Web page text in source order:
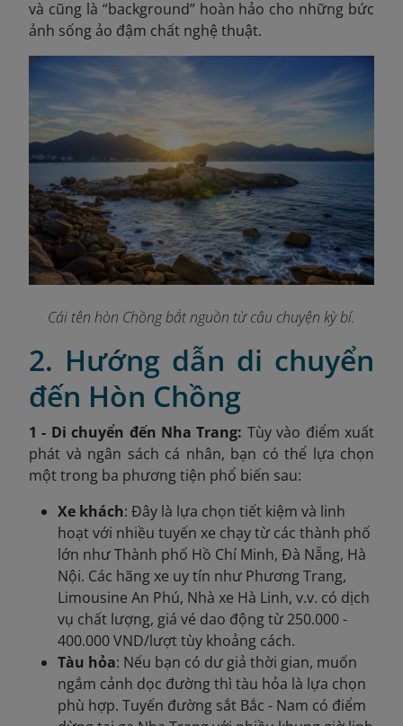
và cũng là “background” hoàn hảo cho những bức
ảnh sống ảo đậm chất nghệ thuật.
Cái tên hòn Chồng bắt nguồn từ câu chuyện kỳ bí.
2. Hướng dẫn di chuyển
đến Hòn Chồng
1 - Di chuyển đến Nha Trang: Tùy vào điểm xuất
phát và ngân sách cá nhân, bạn có thể lựa chọn
một trong ba phương tiện phổ biến sau:
Xe khách: Đây là lựa chọn tiết kiệm và linh
hoạt với nhiều tuyến xe chạy từ các thành phố
lớn như Thành phố Hồ Chí Minh, Đà Nẵng, Hà
Nội. Các hãng xe uy tín như Phương Trang,
Limousine An Phú, Nhà xe Hà Linh, v.v. có dịch
vụ chất lượng, giá vé dao động từ 250.000 -
400.000 VND/lượt tùy khoảng cách.
Tàu hỏa: Nếu bạn có dư giả thời gian, muốn
ngắm cảnh dọc đường thì tàu hỏa là lựa chọn
phù hợp. Tuyến đường sắt Bắc - Nam có điểm